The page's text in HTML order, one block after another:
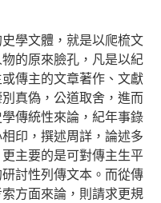
學文體，就是以爬梳文
的原來臉孔，凡是以紀
傳主的文章著作、文獻
真偽，公道取舍，進而
傳統性來論，紀年事錄
印，撰述周詳，論述多
主要的是可對傳主生平
討性列傳文本。而從傳
方面來論，則請求更規